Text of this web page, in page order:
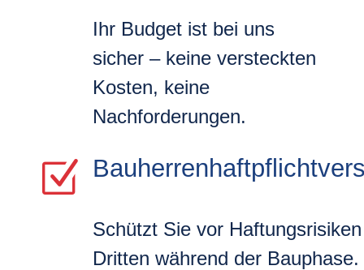
Ihr Budget ist bei uns
sicher – keine versteckten
Kosten, keine
Nachforderungen.
Z
Schützt Sie vor
Dritten während der Bauphase.